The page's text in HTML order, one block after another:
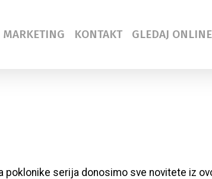
MARKETING KONTAKT GLEDAJ ONLINE
poklonike serija donosimo sve novitete iz